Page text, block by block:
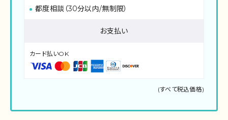
都度相談（30分以内/無制限）
お支払い
カード払いOK
(すべて税込価格)